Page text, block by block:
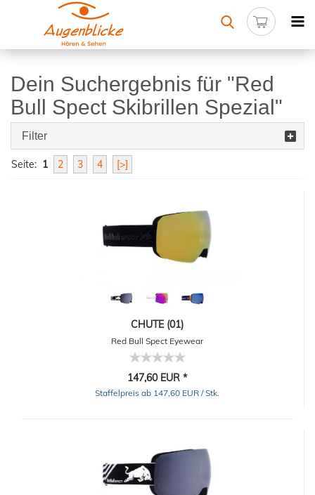
Dein Suchergebnis für "Red
Bull Spect Skibrillen Spezial"
Filter
Seite: 1 2 3 4 [>]
CHUTE (01)
Red Bull Spect Eyewear
147,60 EUR *
Staffelpreis ab 147,60 EUR / Stk.